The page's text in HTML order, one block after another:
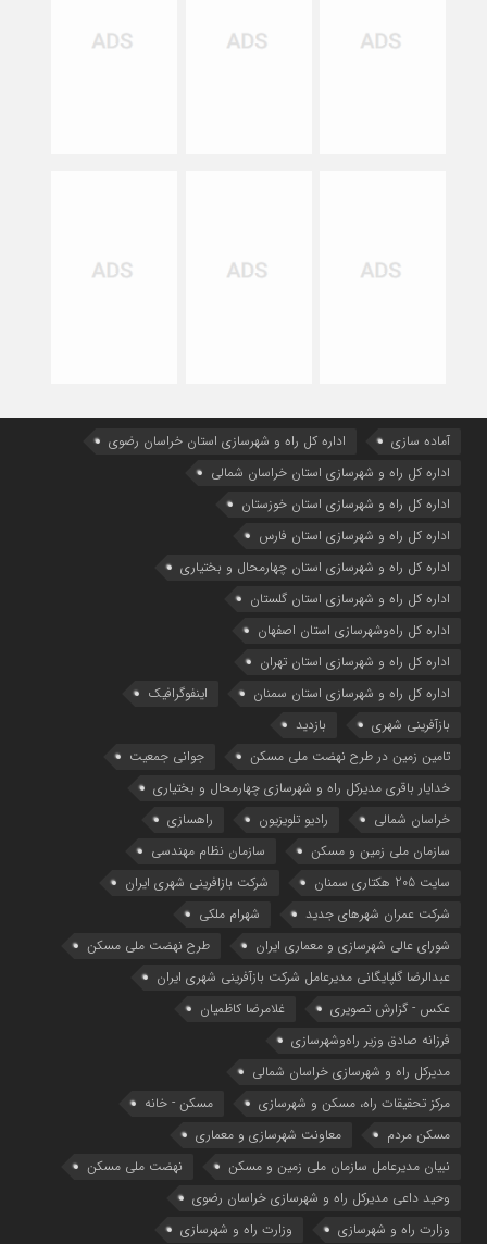
آماده سازی
اداره كل راه و شهرسازي استان خراسان رضوي
اداره كل راه و شهرسازي استان خراسان شمالي
اداره كل راه و شهرسازي استان خوزستان
اداره كل راه و شهرسازي استان فارس
اداره كل راه و شهرسازي استان چهارمحال و بختياري
اداره كل راه و شهرسازي استان گلستان
اداره كل راه‌و‌شهرسازي استان اصفهان
اداره کل راه و شهرسازی استان تهران
اداره کل راه و شهرسازی استان سمنان
اینفوگرافیک
بازآفرینی شهری
بازدید
تامین زمین در طرح نهضت ملی مسکن
جوانی جمعیت
خدایار باقری مدیرکل راه و شهرسازی چهارمحال و بختیاری
خراسان شمالی
رادیو تلویزیون
راهسازی
سازمان ملی زمین و مسکن
سازمان نظام مهندسی
سایت 205 هکتاری سمنان
شرکت بازافرینی شهری ایران
شرکت عمران شهرهای جدید
شهرام ملکی
شوراي عالي شهرسازی و معماري ايران
طرح نهضت ملی مسکن
عبدالرضا گلپایگانی مدیرعامل شرکت بازآفرینی شهری ایران
عکس - گزارش تصویری
غلامرضا کاظمیان
فرزانه صادق وزیر راه‌وشهرسازی
مدیرکل راه و شهرسازی خراسان شمالی
مرکز تحقیقات راه، مسکن و شهرسازی
مسکن - خانه
مسکن مردم
معاونت شهرسازي و معماري
نبیان مدیرعامل سازمان ملی زمین و مسکن
نهضت ملی مسکن
وحید داعی مدیرکل راه و شهرسازی خراسان رضوی
وزارت راه و شهرسازي
وزارت راه و شهرسازی